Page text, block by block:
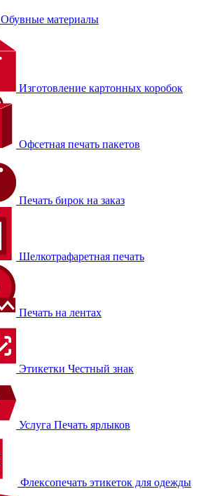
Обувные материалы
Изготовление картонных коробок
Офсетная печать пакетов
Печать бирок на заказ
Шелкотрафаретная печать
Печать на лентах
Этикетки Честный знак
Услуга Печать ярлыков
Флексопечать этикеток для одежды